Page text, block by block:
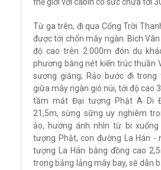
Từ ga trên, đi qua Cổng Trời
được tới chốn mây ngàn. Bích
độ cao trên 2.000m đón du
phương bằng nét kiến trúc thuần
sương giăng; Rảo bước đi trong
giữa mây ngàn gió núi, tới độ cao
tầm mắt Đại tượng Phật A Di
21,5m, sừng sững uy nghiêm
ảo, hướng ánh nhìn từ bi
tượng Phật, con đường La Hán -
tượng La Hán bằng đồng cao
trong bảng lảng mây bay, sẽ dẫn